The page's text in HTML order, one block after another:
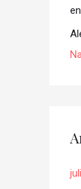
en